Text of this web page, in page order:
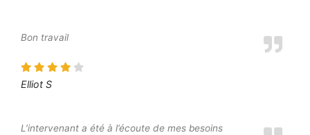
Bon travail
Elliot S
L’intervenant a été à l’écoute de mes besoins